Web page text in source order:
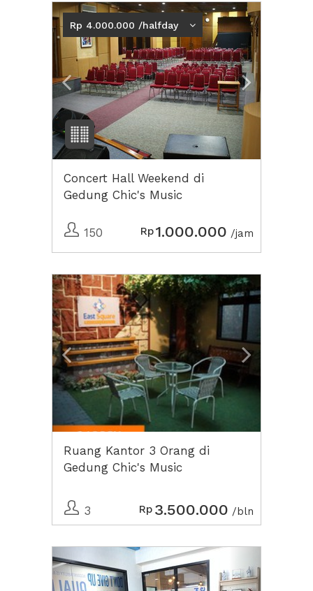
Previous Next2
Rp 4.000.000 /halfday
Concert Hall Weekend di
Gedung Chic's Music
150 Rp1.000.000 /jam
Previous Next2
Ruang Kantor 3 Orang di
Gedung Chic's Music
3 Rp 3.500.000 /bln
Previous